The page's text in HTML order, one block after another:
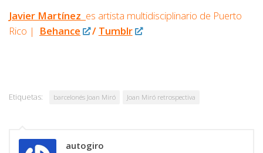
Javier Martínez es artista multidisciplinario de Puerto
Rico |
Behance / Tumblr
Etiquetas: barcelonés Joan Miró Joan Miró retrospectiva
autogiro